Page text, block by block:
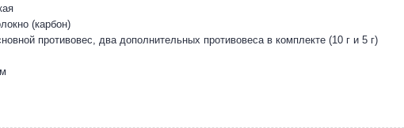
(карбон)
противовес, два дополнительных противовеса в комплекте (10 г и 5 г)